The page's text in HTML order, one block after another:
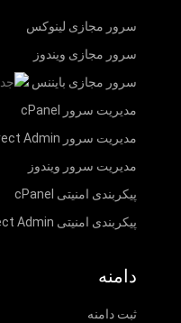
سرور مجازی لینوکس
سرور مجازی ویندوز
سرور مجازی بایننس
مدیریت سرور cPanel
مدیریت سرور Direct Admin
مدیریت سرور ویندوز
پیکربندی امنیتی cPanel
پیکربندی امنیتی Direct Admin
دامنه
ثبت دامنه